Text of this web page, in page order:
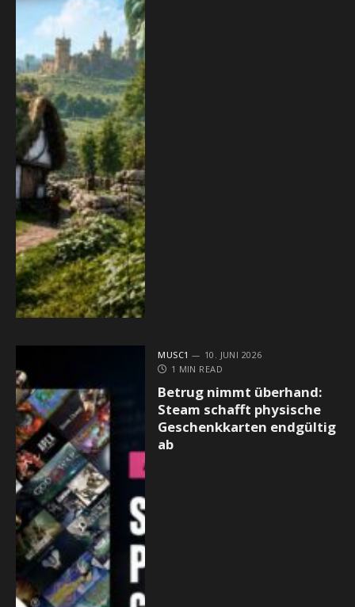
MUSC1
10. JUNI 2026
1 MIN READ
Betrug nimmt überhand:
Steam schafft physische
Geschenkkarten endgültig
ab